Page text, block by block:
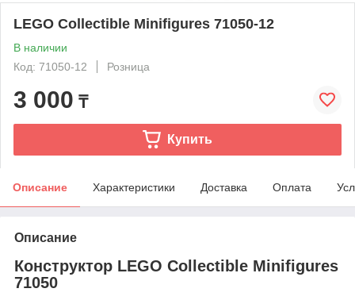
LEGO Collectible Minifigures 71050-12
В наличии
Код: 71050-12
Розница
3 000 ₸
Купить
Описание Характеристики Доставка Оплата
Описание
Конструктор LEGO Collectible Minifigures
71050